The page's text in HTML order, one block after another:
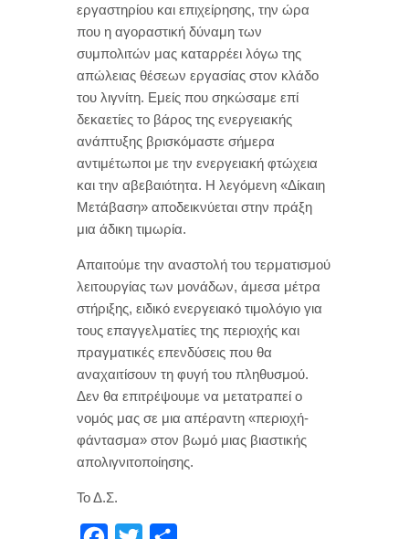
εργαστηρίου και επιχείρησης, την ώρα
που η αγοραστική δύναμη των
συμπολιτών μας καταρρέει λόγω της
απώλειας θέσεων εργασίας στον κλάδο
του λιγνίτη. Εμείς που σηκώσαμε επί
δεκαετίες το βάρος της ενεργειακής
ανάπτυξης βρισκόμαστε σήμερα
αντιμέτωποι με την ενεργειακή φτώχεια
και την αβεβαιότητα. Η λεγόμενη «Δίκαιη
Μετάβαση» αποδεικνύεται στην πράξη
μια άδικη τιμωρία.
Απαιτούμε την αναστολή του τερματισμού
λειτουργίας των μονάδων, άμεσα μέτρα
στήριξης, ειδικό ενεργειακό τιμολόγιο για
τους επαγγελματίες της περιοχής και
πραγματικές επενδύσεις που θα
αναχαιτίσουν τη φυγή του πληθυσμού.
Δεν θα επιτρέψουμε να μετατραπεί ο
νομός μας σε μια απέραντη «περιοχή-
φάντασμα» στον βωμό μιας βιαστικής
απολιγνιτοποίησης.
Το Δ.Σ.